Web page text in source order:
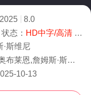
2025
8.0
状态： HD中字/高清- 免费在线观看
·斯维尼
琳·弗兰乔茜,劳伦·格拉汉姆,阿基拉·詹塔拉塔纳农,科迪·哈佛,塔莎·史密斯,克莉·奇奇诺,克里斯塔尔
10-13